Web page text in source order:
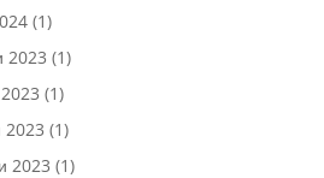
(1)
2023 (1)
(1)
2023 (1)
2023 (1)